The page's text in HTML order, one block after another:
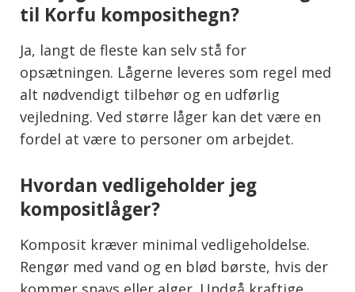
til Korfu komposithegn?
Ja, langt de fleste kan selv stå for
opsætningen. Lågerne leveres som regel med
alt nødvendigt tilbehør og en udførlig
vejledning. Ved større låger kan det være en
fordel at være to personer om arbejdet.
Hvordan vedligeholder jeg
kompositlåger?
Komposit kræver minimal vedligeholdelse.
Rengør med vand og en blød børste, hvis der